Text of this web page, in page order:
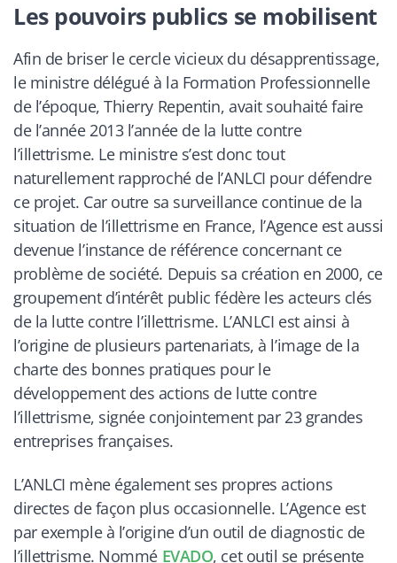
Les pouvoirs publics se mobilisent
Afin de briser le cercle vicieux du désapprentissage,
le ministre délégué à la Formation Professionnelle
de l’époque, Thierry Repentin, avait souhaité faire
de l’année 2013 l’année de la lutte contre
l’illettrisme. Le ministre s’est donc tout
naturellement rapproché de l’ANLCI pour défendre
ce projet. Car outre sa surveillance continue de la
situation de l’illettrisme en France, l’Agence est aussi
devenue l’instance de référence concernant ce
problème de société. Depuis sa création en 2000, ce
groupement d’intérêt public fédère les acteurs clés
de la lutte contre l’illettrisme. L’ANLCI est ainsi à
l’origine de plusieurs partenariats, à l’image de la
charte des bonnes pratiques pour le
développement des actions de lutte contre
l’illettrisme, signée conjointement par 23 grandes
entreprises françaises.
L’ANLCI mène également ses propres actions
directes de façon plus occasionnelle. L’Agence est
par exemple à l’origine d’un outil de diagnostic de
l’illettrisme. Nommé EVADO, cet outil se présente